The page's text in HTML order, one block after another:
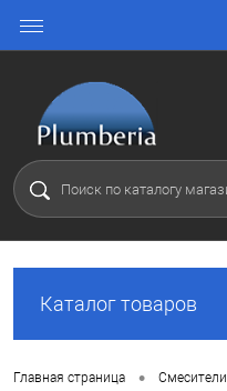
Каталог товаров
Главная страница • Смесители